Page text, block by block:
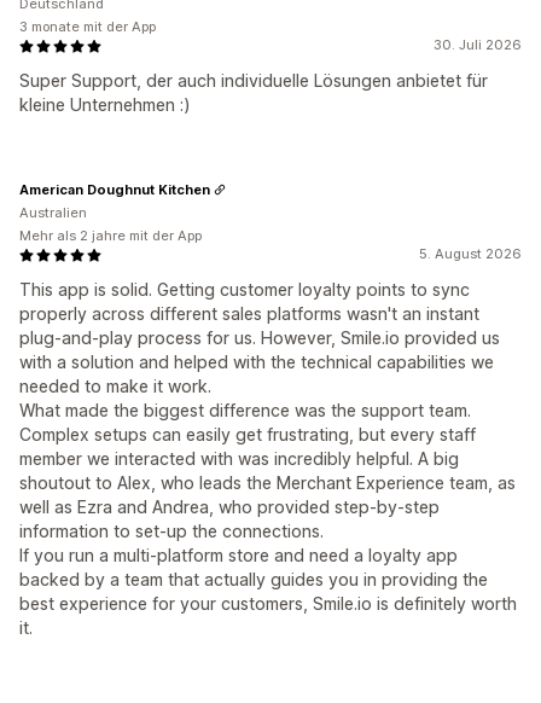
30. Juli 2026
Super Support, der auch individuelle Lösungen anbietet für
kleine Unternehmen :)
Deutschland
3 monate mit der App
5. August 2026
This app is solid. Getting customer loyalty points to sync
properly across different sales platforms wasn't an instant
plug-and-play process for us. However, Smile.io provided us
with a solution and helped with the technical capabilities we
needed to make it work.
What made the biggest difference was the support team.
Complex setups can easily get frustrating, but every staff
member we interacted with was incredibly helpful. A big
shoutout to Alex, who leads the Merchant Experience team, as
well as Ezra and Andrea, who provided step-by-step
information to set-up the connections.
If you run a multi-platform store and need a loyalty app
backed by a team that actually guides you in providing the
best experience for your customers, Smile.io is definitely worth
it.
American Doughnut Kitchen
Australien
Mehr als 2 jahre mit der App